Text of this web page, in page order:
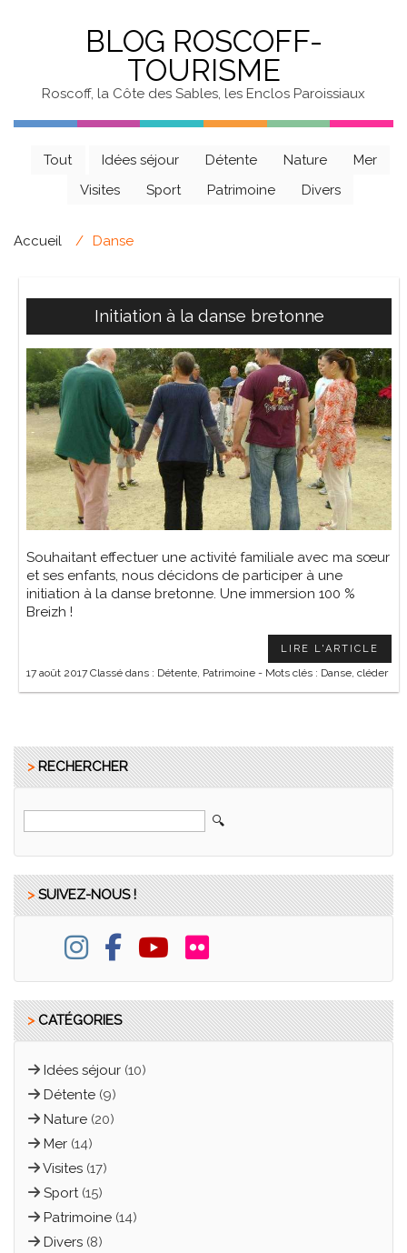
BLOG ROSCOFF-
TOURISME
Roscoff, la Côte des Sables, les Enclos Paroissiaux
Tout Idées séjour Détente Nature
Mer
Visites
Sport Patrimoine Divers
Accueil Danse
Initiation à la danse bretonne
Souhaitant effectuer une activité familiale avec ma sœur
et ses enfants, nous décidons de participer à une
initiation à la danse bretonne. Une immersion 100 %
Breizh !
LIRE L'ARTICLE
17 août 2017Classé dans : Détente, Patrimoine- Mots clés : Danse, cléder
>RECHERCHER
>SUIVEZ-NOUS !
>CATÉGORIES
Idées séjour(10)
Détente(9)
Nature(20)
Mer(14)
Visites(17)
Sport(15)
Patrimoine(14)
Divers(8)